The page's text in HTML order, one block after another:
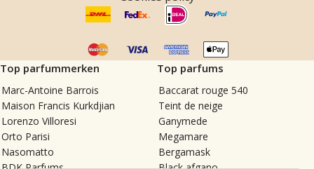
Top parfummerken
Marc-Antoine Barrois
Maison Francis Kurkdjian
Lorenzo Villoresi
Orto Parisi
Nasomatto
Top parfums
Baccarat rouge 540
Teint de neige
Ganymede
Megamare
Bergamask